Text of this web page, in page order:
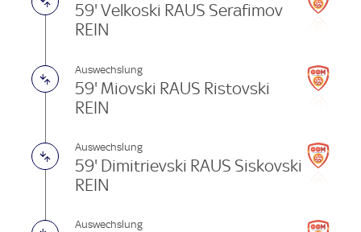
59' Velkoski RAUS Serafimov
REIN
Auswechslung
59' Miovski RAUS Ristovski
REIN
Auswechslung
59' Dimitrievski RAUS Siskovski
REIN
Auswechslung